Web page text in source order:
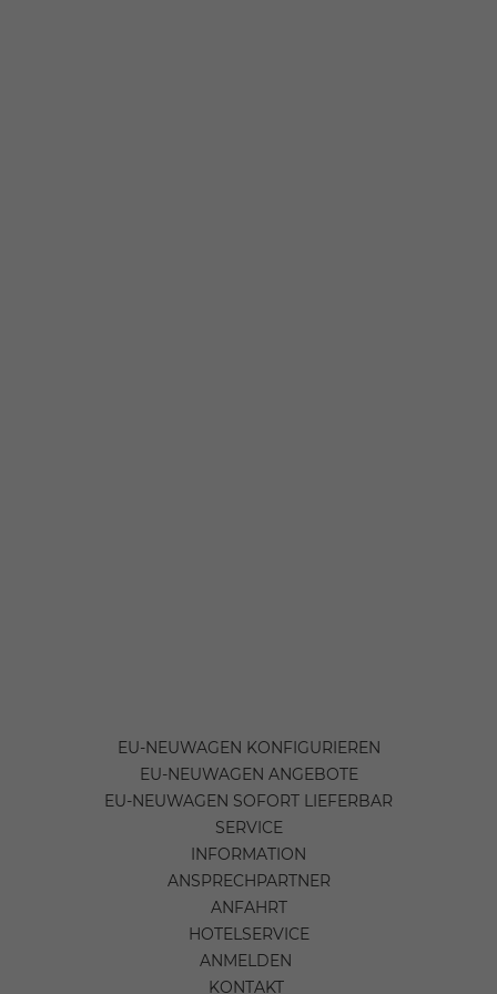
EU-NEUWAGEN KONFIGURIEREN
EU-NEUWAGEN ANGEBOTE
EU-NEUWAGEN SOFORT LIEFERBAR
SERVICE
INFORMATION
ANSPRECHPARTNER
ANFAHRT
HOTELSERVICE
ANMELDEN
KONTAKT